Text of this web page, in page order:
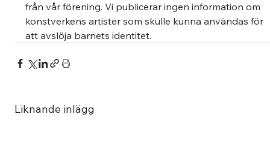
från vår förening. Vi publicerar ingen information om
konstverkens artister som skulle kunna användas för
att avslöja barnets identitet.
Liknande inlägg